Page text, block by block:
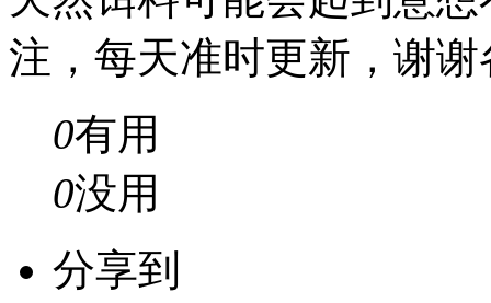
注，每天准时更新，谢
0有用
0没用
分享到